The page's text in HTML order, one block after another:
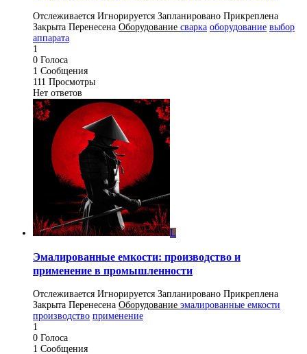
Отслеживается Игнорируется Запланировано Прикреплена
Закрыта Перенесена Оборудование сварка оборудование выбор
аппарата
1
0 Голоса
1 Сообщения
111 Просмотры
Нет ответов
L
Эмалированные емкости: производство и
применение в промышленности
Отслеживается Игнорируется Запланировано Прикреплена
Закрыта Перенесена Оборудование эмалированные емкости
производство применение
1
0 Голоса
1 Сообщения